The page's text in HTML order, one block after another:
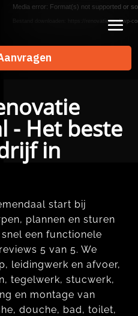
Media error: Format(s) not supported or
Bestand downloaden: https://renovatienu.nl/wp-
- Het beste
in
start bij
plannen en sturen
een functionele
5 van 5.​ We
leidingwerk en afvoer,
tegelwerk, stucwerk,
en montage van
douche, bad, toilet,